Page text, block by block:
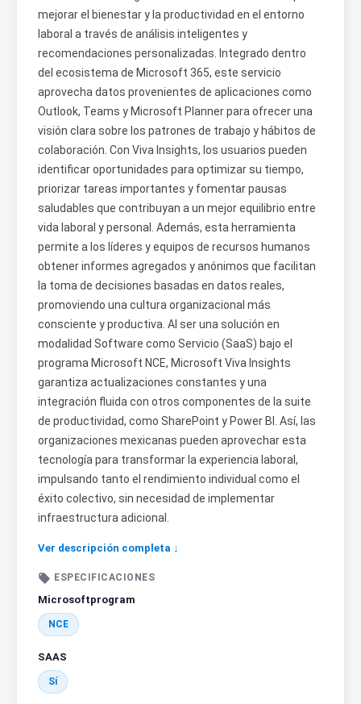
mejorar el bienestar y la productividad en el entorno
laboral a través de análisis inteligentes y
recomendaciones personalizadas. Integrado dentro
del ecosistema de Microsoft 365, este servicio
aprovecha datos provenientes de aplicaciones como
Outlook, Teams y Microsoft Planner para ofrecer una
visión clara sobre los patrones de trabajo y hábitos de
colaboración. Con Viva Insights, los usuarios pueden
identificar oportunidades para optimizar su tiempo,
priorizar tareas importantes y fomentar pausas
saludables que contribuyan a un mejor equilibrio entre
vida laboral y personal. Además, esta herramienta
permite a los líderes y equipos de recursos humanos
obtener informes agregados y anónimos que facilitan
la toma de decisiones basadas en datos reales,
promoviendo una cultura organizacional más
consciente y productiva. Al ser una solución en
modalidad Software como Servicio (SaaS) bajo el
programa Microsoft NCE, Microsoft Viva Insights
garantiza actualizaciones constantes y una
integración fluida con otros componentes de la suite
de productividad, como SharePoint y Power BI. Así, las
organizaciones mexicanas pueden aprovechar esta
tecnología para transformar la experiencia laboral,
impulsando tanto el rendimiento individual como el
éxito colectivo, sin necesidad de implementar
infraestructura adicional.
Ver descripción completa ↓
 ESPECIFICACIONES
Microsoftprogram
NCE
SAAS
Sí